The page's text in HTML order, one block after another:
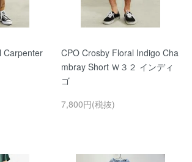
Carpenter
CPO Crosby Floral Indigo Cha
mbray Short Ｗ３２ インディ
ゴ
7,800円(税抜)